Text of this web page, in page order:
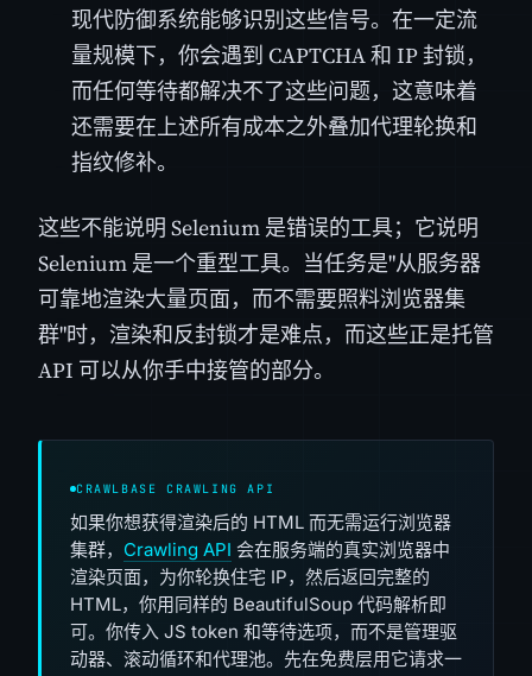
现代防御系统能够识别这些信号。在一定流
量规模下，你会遇到 CAPTCHA 和 IP 封锁，
而任何等待都解决不了这些问题，这意味着
还需要在上述所有成本之外叠加代理轮换和
指纹修补。
这些不能说明 Selenium 是错误的工具；它说明
Selenium 是一个重型工具。当任务是"从服务器
可靠地渲染大量页面，而不需要照料浏览器集
群"时，渲染和反封锁才是难点，而这些正是托管
API 可以从你手中接管的部分。
CRAWLBASE CRAWLING API
如果你想获得渲染后的 HTML 而无需运行浏览器
集群， Crawling API 会在服务端的真实浏览器中
渲染页面，为你轮换住宅 IP，然后返回完整的
HTML，你用同样的 BeautifulSoup 代码解析即
可。你传入 JS token 和等待选项，而不是管理驱
动器、滚动循环和代理池。先在免费层用它请求一